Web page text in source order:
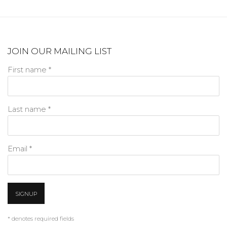
JOIN OUR MAILING LIST
First name *
Last name *
Email *
SIGNUP
* denotes required fields